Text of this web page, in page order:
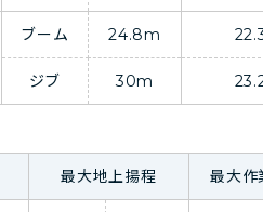
ブーム 24.8m
ジブ 30m
最大地上揚程 最大作